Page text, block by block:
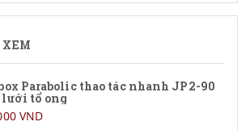
Parabolic thao tác nhanh JP2-90
lưới tổ ong
VND